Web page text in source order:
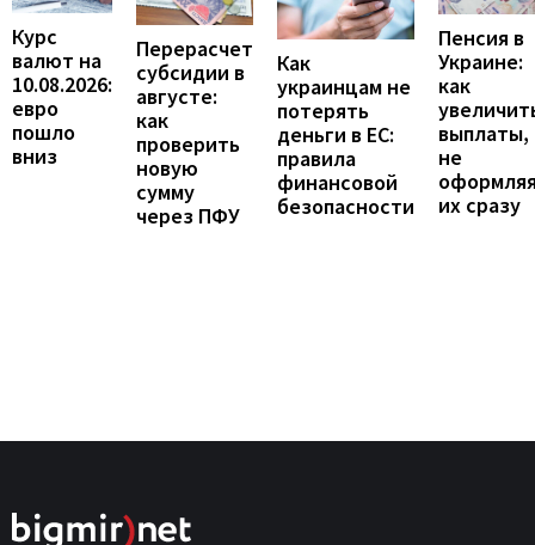
Курс
валют на
10.08.2026:
евро
пошло
вниз
Перерасчет
субсидии в
августе:
как
проверить
новую
сумму
через ПФУ
Как
украинцам не
потерять
деньги в ЕС:
правила
финансовой
безопасности
Пенсия в
Украине:
как
выплаты,
не
их сразу